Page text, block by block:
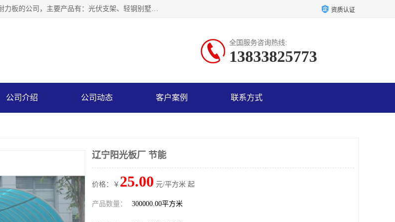
神龙拜耳科技衡水股份有限公司河北一家生产光伏支架，轻钢别墅，阳光板、耐力板的公司，主要产品有：光伏支架、轻钢别墅、阳光板、耐力板、采光板等，公司参与制定了多项标准。 资质认证
全国服务咨询热线:
13833825773
公司介绍 公司动态 客户案例 联系方式
辽宁阳光板厂 节能
价格：￥ 25.00 元/平方米 起
产品数量： 300000.00平方米